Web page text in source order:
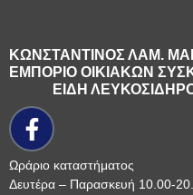
ΚΩΝΣΤΑΝΤΙΝΟΣ ΛΑΜ.
ΕΜΠΟΡΙΟ ΟΙΚΙΑΚΩΝ
ΕΙΔΗ
Ωράριο καταστήματος
Δευτέρα – Παρασκευή 10.00-